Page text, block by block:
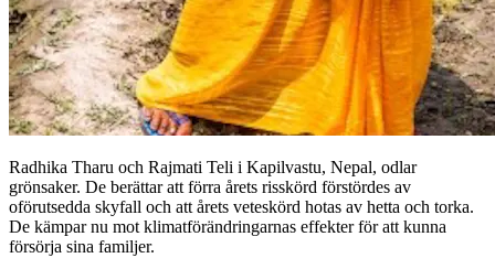
Radhika Tharu och Rajmati Teli i Kapilvastu, Nepal, odlar
grönsaker. De berättar att förra årets risskörd förstördes av
oförutsedda skyfall och att årets veteskörd hotas av hetta och torka.
De kämpar nu mot klimatförändringarnas effekter för att kunna
försörja sina familjer.